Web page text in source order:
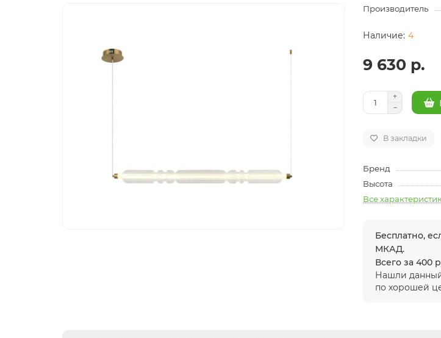
Производитель
4
9 630 р.
В закладки
Бренд
Высота
Все
Бесплатно,
МКАД.
Всего за 400
Нашли
по хорошей